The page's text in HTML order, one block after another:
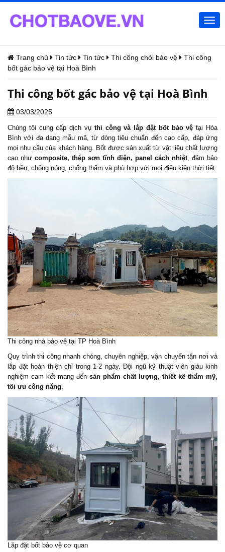
Trang chủ Tin tức Tin tức Thi công chòi bảo vệ
Thi công
bốt gác bảo vệ tại Hoà Bình
Thi công bốt gác bảo vệ tại Hoà Bình
03/03/2025
Chúng tôi cung cấp dịch vụ thi công và lắp đặt bốt bảo vệ tại Hòa
Bình với đa dạng mẫu mã, từ dòng tiêu chuẩn đến cao cấp, đáp ứng
mọi nhu cầu của khách hàng. Bốt được sản xuất từ vật liệu chất lượng
cao như composite, thép sơn tĩnh điện, panel cách nhiệt, đảm bảo
độ bền, chống nóng, chống thấm và phù hợp với mọi điều kiện thời tiết.
Thi công nhà bảo vệ tại TP Hoà Bình
Quy trình thi công nhanh chóng, chuyên nghiệp, vận chuyển tận nơi và
lắp đặt hoàn thiện chỉ trong 1-2 ngày. Đội ngũ kỹ thuật viên giàu kinh
nghiệm cam kết mang đến sản phẩm chất lượng, thiết kế thẩm mỹ,
tối ưu công năng
Lăp đặt bốt bảo vệ cơ quan